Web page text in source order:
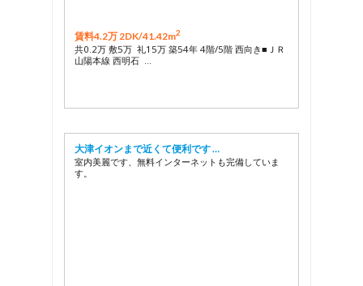
賃料4.2万 2DK/41.42m2
共0.2万 敷5万 礼15万 築54年 4階/5階 西向き■ＪＲ
山陽本線 西明石 …
大津イオンまで近くて便利です …
室内美麗です、無料インターネットも完備していま
す。